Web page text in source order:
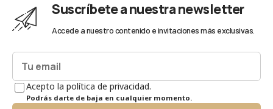
Suscríbete a nuestra newsletter
Accede a nuestro contenido e invitaciones más exclusivas.
Acepto la política de privacidad.
Podrás darte de baja en cualquier momento.